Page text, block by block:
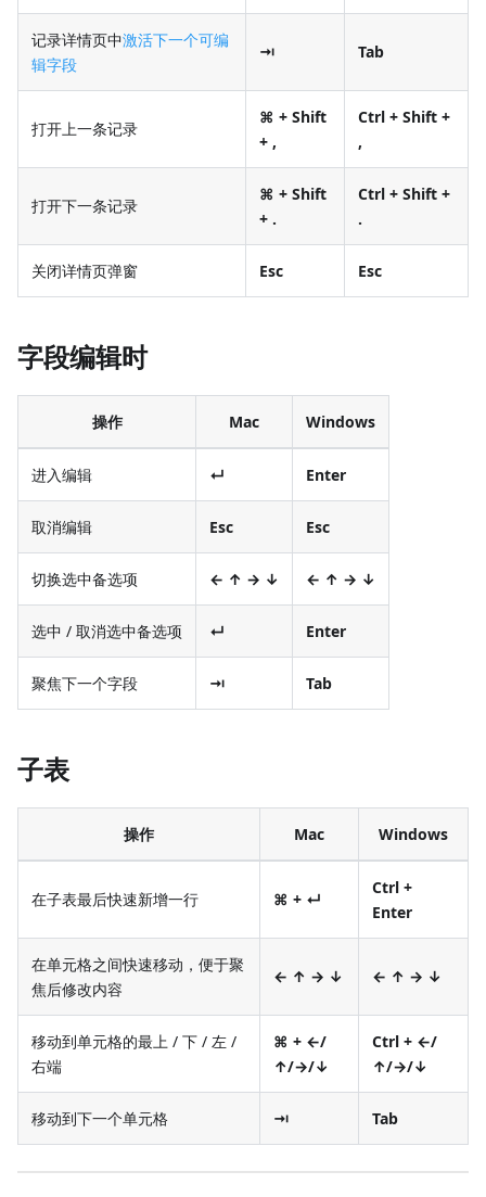
记录详情页中激活下一个可编
辑字段
⇥ Tab
打开上一条记录
⌘ + Shift
+ ,
Ctrl + Shift +
,
打开下一条记录
⌘ + Shift
+ .
Ctrl + Shift +
.
关闭详情页弹窗 Esc Esc
字段编辑时
操作 Mac Windows
进入编辑 ↵ Enter
取消编辑 Esc Esc
切换选中备选项 ← ↑ → ↓ ← ↑ → ↓
选中 / 取消选中备选项 ↵ Enter
聚焦下一个字段 ⇥ Tab
子表
操作 Mac Windows
在子表最后快速新增一行 ⌘ + ↵
Ctrl +
Enter
在单元格之间快速移动，便于聚
焦后修改内容
← ↑ → ↓ ← ↑ → ↓
移动到单元格的最上 / 下 / 左 /
右端
⌘ + ←/
↑/→/↓
Ctrl + ←/
↑/→/↓
移动到下一个单元格 ⇥ Tab